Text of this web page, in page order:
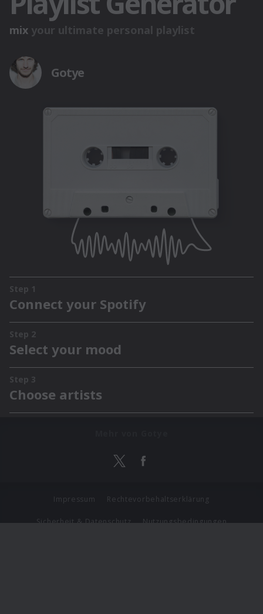
Impressum Rechtevorbehaltserklärung
Sicherheit & Datenschutz Nutzungsbedingungen